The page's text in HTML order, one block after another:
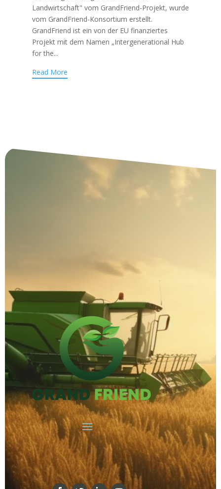
Landwirtschaft" vom GrandFriend-Projekt, wurde
vom GrandFriend-Konsortium erstellt.
GrandFriend ist ein von der EU finanziertes
Projekt mit dem Namen „Intergenerational Hub
for the...
Read More